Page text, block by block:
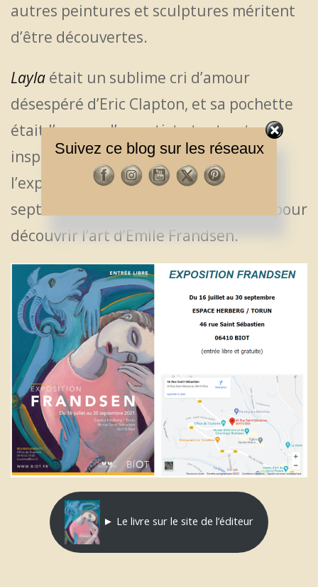
autres peintures et sculptures méritent
d’être découvertes.
Layla était un sublime cri d’amour
désespéré d’Eric Clapton, et sa pochette
était l’œuvre d’un artiste tout autant
inspiré. Prenez le temps d’aller visiter
l’exposition à Biot (jusqu’au 30
septembre) ou procurez-vous le livre pour
découvrir l’art d’Emile Frandsen.
► Le livre sur le site de l’éditeur
Suivez ce blog sur les réseaux